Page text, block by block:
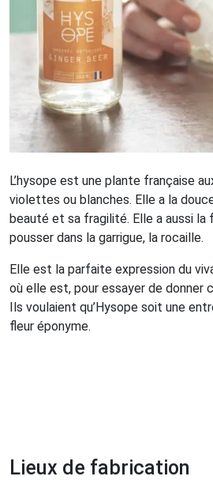
L’hysope est une plante française
violettes ou blanches. Elle a la
beauté et sa fragilité. Elle a aussi la
pousser dans la garrigue, la rocaille.
Elle est la parfaite expression du
où elle est, pour essayer de donner
Ils voulaient qu’Hysope soit une
fleur éponyme.
Lieux de fabrication